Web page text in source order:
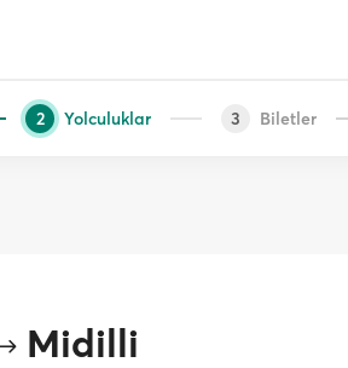
2 Yolculuklar 3 Biletler
Midilli